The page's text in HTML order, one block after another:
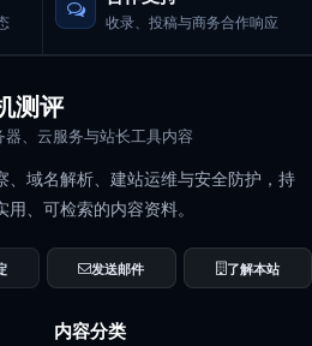
收录、投稿与商务合作响应
测评
器、云服务与站长工具内容
、域名解析、建站运维与安全防护，持
、可检索的内容资料。
发送邮件 了解本站
内容分类